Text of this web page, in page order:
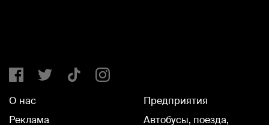
О нас
Реклама
Предприятия
Автобусы, поезда,